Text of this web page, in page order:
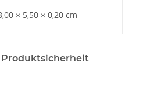
× 5,50 × 0,20 cm